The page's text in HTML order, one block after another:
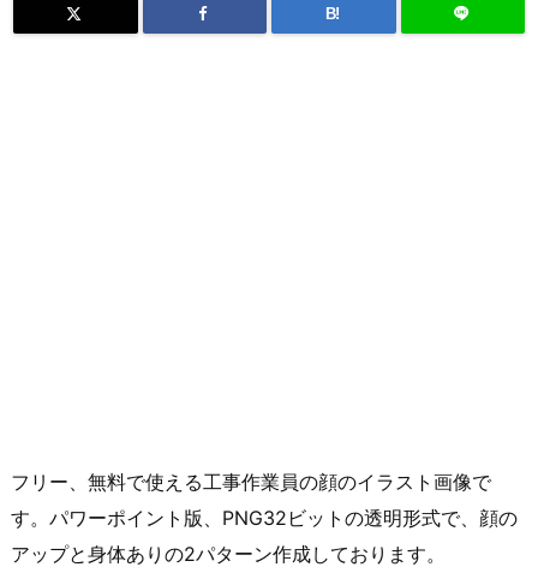
B!
フリー、無料で使える工事作業員の顔のイラスト画像で
す。パワーポイント版、PNG32ビットの透明形式で、顔の
アップと身体ありの2パターン作成しております。